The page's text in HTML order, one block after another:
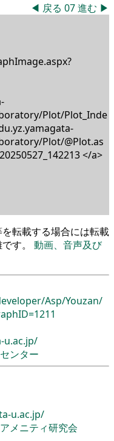
◀ 戻る 07進む ▶
Plot/Plot_Inde
Plot/@Plot.as
</a>
転載する場合には転載
す。 動画、音声及び
Asp/Youzan/
u.ac.jp/
ンター
u.ac.jp/
メニティ研究会